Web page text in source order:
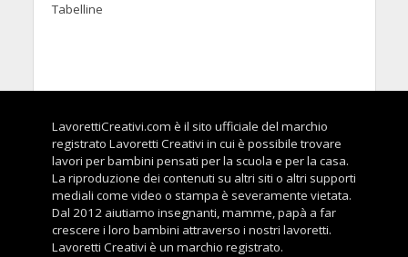
Tabelline
LavorettiCreativi.com è il sito ufficiale del marchio
registrato Lavoretti Creativi in cui è possibile trovare
lavori per bambini pensati per la scuola e per la casa.
La riproduzione dei contenuti su altri siti o altri supporti
mediali come video o stampa è severamente vietata.
Dal 2012 aiutiamo insegnanti, mamme, papà a far
crescere i loro bambini attraverso i nostri lavoretti.
Lavoretti Creativi è un marchio registrato.